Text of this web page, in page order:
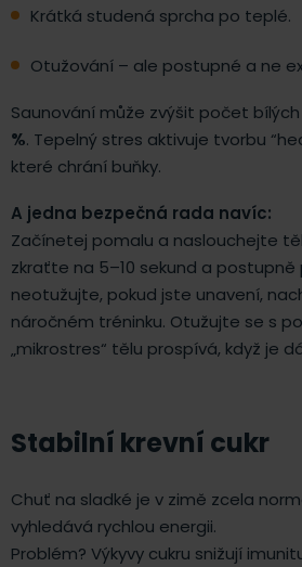
Krátká studená sprcha po teplé.
Otužování – ale postupné a ne
Saunování může zvýšit počet bílých
%. Tepelný stres aktivuje tvorbu
které chrání buňky.
A jedna bezpečná rada navíc:
Začínetej pomalu a naslouchejte
zkraťte na 5–10 sekund a postupně
neotužujte, pokud jste unavení,
náročném tréninku. Otužujte se s
„mikrostres“ tělu prospívá, když je
Stabilní krevní cukr
Chuť na sladké je v zimě zcela
vyhledává rychlou energii.
Problém? Výkyvy cukru snižují